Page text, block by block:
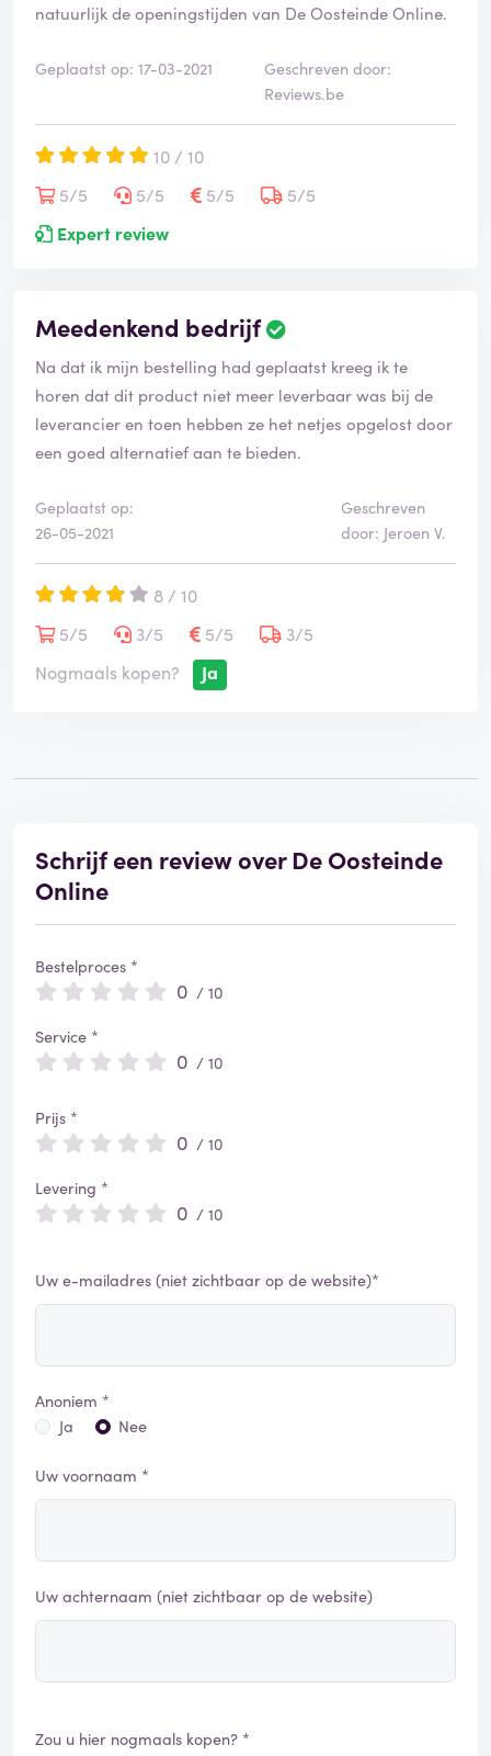
natuurlijk de openingstijden van De Oosteinde Online.
Geplaatst op: 17-03-2021
Geschreven door:
Reviews.be
10 / 10
5/5
5/5 5/5
5/5
Expert review
Meedenkend bedrijf
Na dat ik mijn bestelling had geplaatst kreeg ik te
horen dat dit product niet meer leverbaar was bij de
leverancier en toen hebben ze het netjes opgelost door
een goed alternatief aan te bieden.
Geplaatst op:
26-05-2021
Geschreven
door: Jeroen V.
8 / 10
5/5
3/5 5/5
3/5
Nogmaals kopen?
Ja
Schrijf een review over De Oosteinde
Online
Bestelproces *
0 / 10
Service *
0 / 10
Prijs *
0 / 10
Levering *
0 / 10
Uw e-mailadres (niet zichtbaar op de website)*
Anoniem *
Ja
Nee
Uw voornaam *
Uw achternaam (niet zichtbaar op de website)
Zou u hier nogmaals kopen? *